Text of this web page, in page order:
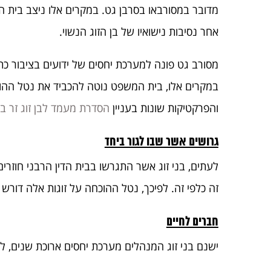
מדובר במסורבאו בסרבן גט. במקרים אלו ניצב
אחר נסיבות נישואיו של בן הזוג הנשוי.
מסורב גט פונה למערכת יחסים של ידועים בציבור
במקרים אלו, בית המשפט נוטה להכביד את נטל
והפרקטיקות שונות בעניין הסדרת מעמד לבן זוג זר
גרושים אשר שבו לגור ביחד
לעתים, בני זוג אשר התגרשו בבית הדין הרבני
זה כלפי זה. לפיכך, נטל ההוכחה על זוגות אלה
חברים לחיים
ישנם בני זוג המנהלים מערכת יחסים ארוכת שנים,